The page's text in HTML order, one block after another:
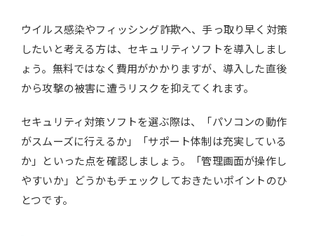
ウイルス感染やフィッシング詐欺へ、手っ取り早く対策
したいと考える方は、セキュリティソフトを導入しまし
ょう。無料ではなく費用がかかりますが、導入した直後
から攻撃の被害に遭うリスクを抑えてくれます。
セキュリティ対策ソフトを選ぶ際は、「パソコンの動作
がスムーズに行えるか」「サポート体制は充実している
か」といった点を確認しましょう。「管理画面が操作し
やすいか」どうかもチェックしておきたいポイントのひ
とつです。